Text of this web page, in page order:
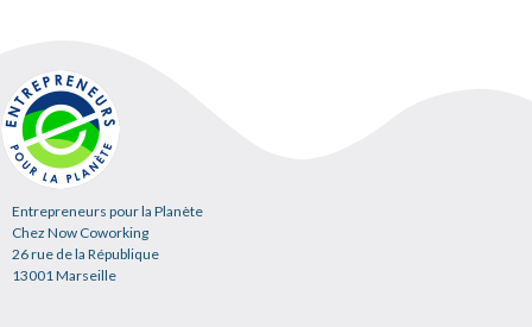
Entrepreneurs pour la Planète
Chez Now Coworking
26 rue de la République
13001 Marseille